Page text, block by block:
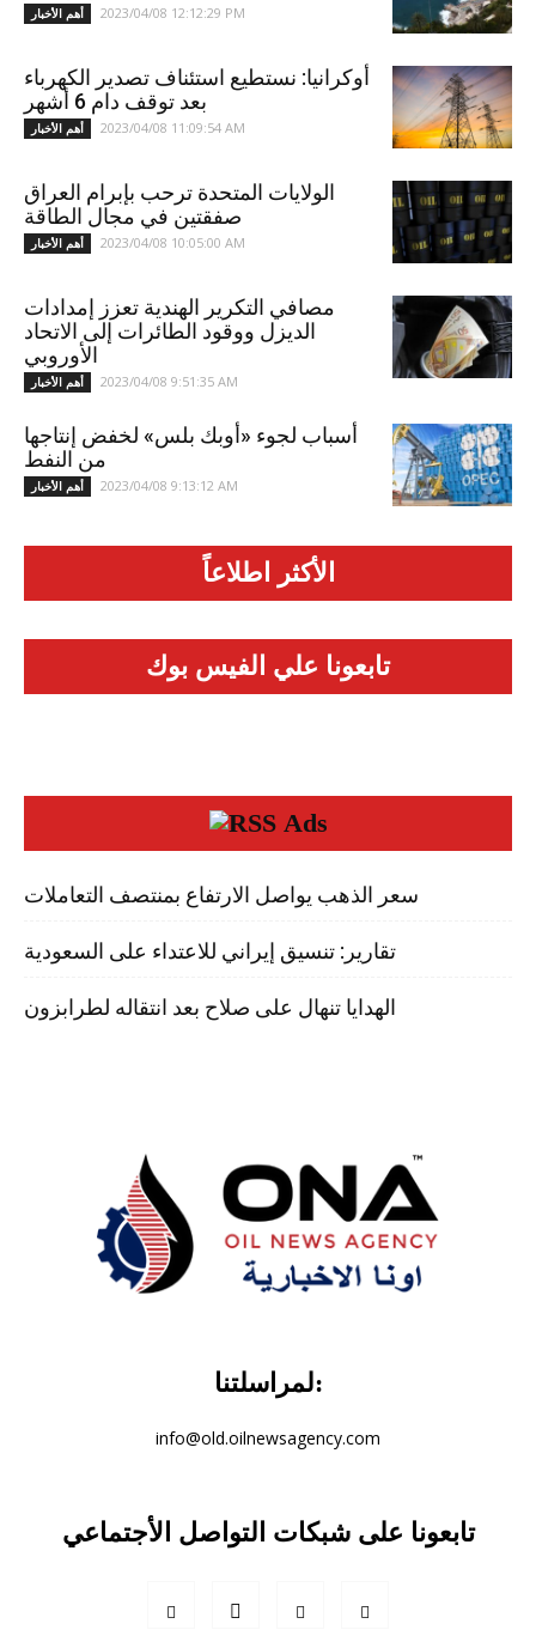
أهم الأخبار 2023/04/08 12:12:29 PM
أوكرانيا: نستطيع استئناف تصدير الكهرباء
بعد توقف دام 6 أشهر
أهم الأخبار 2023/04/08 11:09:54 AM
الولايات المتحدة ترحب بإبرام العراق
صفقتين في مجال الطاقة
أهم الأخبار 2023/04/08 10:05:00 AM
مصافي التكرير الهندية تعزز إمدادات
الديزل ووقود الطائرات إلى الاتحاد
الأوروبي
أهم الأخبار 2023/04/08 9:51:35 AM
أسباب لجوء «أوبك بلس» لخفض إنتاجها
من النفط
أهم الأخبار 2023/04/08 9:13:12 AM
الأكثر اطلاعاً
تابعونا علي الفيس بوك
Ads
سعر الذهب يواصل الارتفاع بمنتصف التعاملات
تقارير: تنسيق إيراني للاعتداء على السعودية
الهدايا تنهال على صلاح بعد انتقاله لطرابزون
لمراسلتنا:
info@old.oilnewsagency.com
تابعونا على شبكات التواصل الأجتماعي